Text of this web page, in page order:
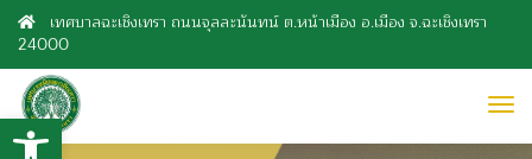
เทศบาลฉะเชิงเทรา ถนนจุลละนันทน์ ต.หน้าเมือง อ.เมือง จ.ฉะเชิงเทรา
24000
Open toolbar